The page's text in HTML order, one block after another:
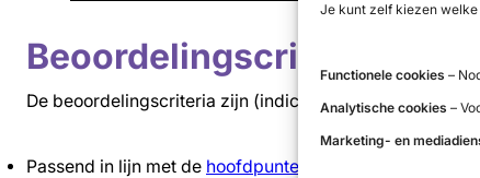
Je kunt zelf kiezen
Functionele cookies –
Analytische cookies –
Marketing- en
Beoordelingscriteria
De beoordelingscriteria zijn (indicatief, niet limitatief
Passend in lijn met de hoofdpunten Kennisagenda van